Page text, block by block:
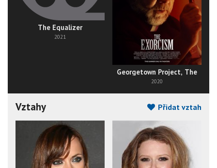
The Equalizer
2021
Georgetown Project, The
2020
Vztahy Přidat vztah